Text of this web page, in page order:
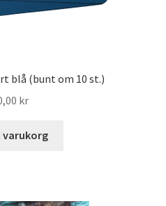
blå (bunt om 10 st.)
kr
varukorg